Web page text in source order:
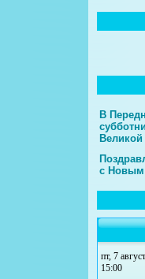
В
с Новым